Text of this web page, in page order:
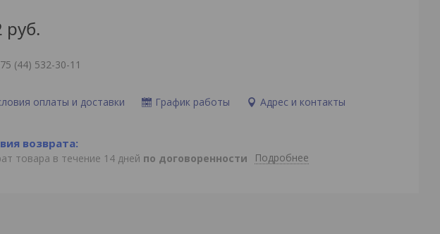
руб.
(44) 532-30-11
оплаты и доставки График работы Адрес и контакты
товара в течение 14 дней по договоренности Подробнее